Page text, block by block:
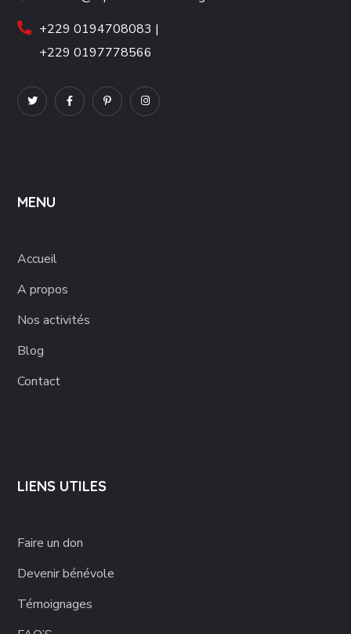
+229 0194708083 |
+229 0197778566
MENU
Accueil
A propos
Nos activités
Blog
Contact
LIENS UTILES
Faire un don
Devenir bénévole
Témoignages